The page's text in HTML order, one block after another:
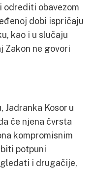
odrediti obavezom
dobi ispričaju
kao i u slučaju
Zakon ne govori
Jadranka Kosor u
će njena čvrsta
kompromisnim
potpuni
i drugačije,